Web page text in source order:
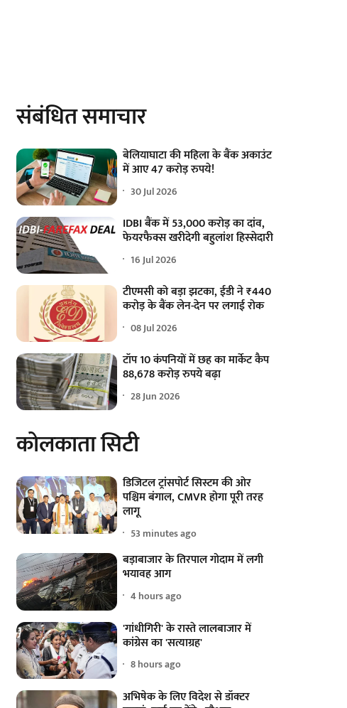
संबंधित समाचार
बेलियाघाटा की महिला के बैंक अकाउंट
में आए 47 करोड़ रुपये!
30 Jul 2026
IDBI बैंक में 53,000 करोड़ का दांव,
फेयरफैक्स खरीदेगी बहुलांश हिस्सेदारी
16 Jul 2026
टीएमसी को बड़ा झटका, ईडी ने ₹440
करोड़ के बैंक लेन-देन पर लगाई रोक
08 Jul 2026
टॉप 10 कंपनियों में छह का मार्केट कैप
88,678 करोड़ रुपये बढ़ा
28 Jun 2026
कोलकाता सिटी
डिजिटल ट्रांसपोर्ट सिस्टम की ओर
पश्चिम बंगाल, CMVR होगा पूरी तरह
लागू
53 minutes ago
बड़ाबाजार के तिरपाल गोदाम में लगी
भयावह आग
4 hours ago
'गांधीगिरी' के रास्ते लालबाजार में
कांग्रेस का 'सत्याग्रह'
8 hours ago
अभिषेक के लिए विदेश से डॉक्टर